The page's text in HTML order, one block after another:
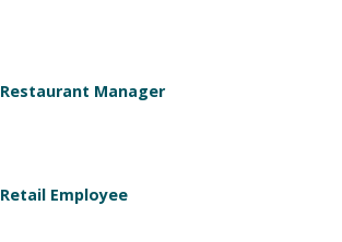
Restaurant Manager
Retail Employee